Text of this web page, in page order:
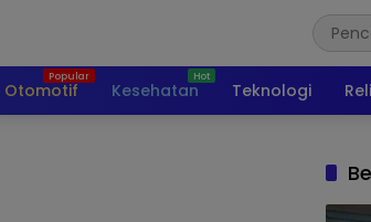
Otomotif Kesehatan Teknologi